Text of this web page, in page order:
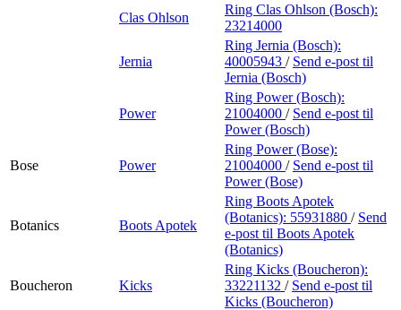
Clas Ohlson
Ring Clas Ohlson (Bosch):
23214000
Jernia
Ring Jernia (Bosch):
40005943 / Send e-post til
Jernia (Bosch)
Power
Ring Power (Bosch):
21004000 / Send e-post til
Power (Bosch)
Bose Power
Ring Power (Bose):
21004000 / Send e-post til
Power (Bose)
Botanics Boots Apotek
Ring Boots Apotek
(Botanics): 55931880 / Send
e-post til Boots Apotek
(Botanics)
Boucheron Kicks
Ring Kicks (Boucheron):
33221132 / Send e-post til
Kicks (Boucheron)